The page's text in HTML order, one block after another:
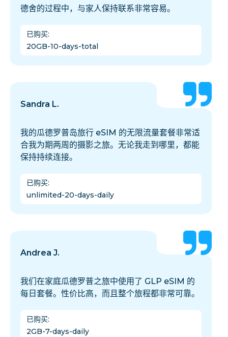
德舍的过程中，与家人保持联系非常容易。
已购买:
20GB-10-days-total
Sandra L.
我的瓜德罗普岛旅行 eSIM 的无限流量套餐非常适
合我为期两周的摄影之旅。无论我走到哪里，都能
保持持续连接。
已购买:
unlimited-20-days-daily
Andrea J.
我们在家庭瓜德罗普之旅中使用了 GLP eSIM 的
每日套餐。性价比高，而且整个旅程都非常可靠。
已购买:
2GB-7-days-daily